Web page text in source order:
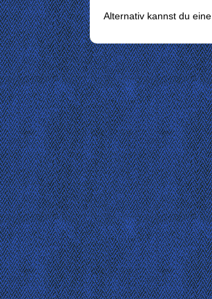
Alternativ kannst du eine